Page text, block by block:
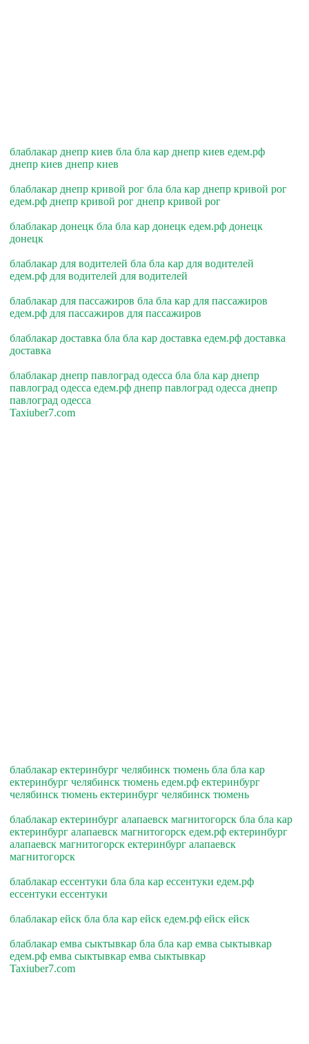
блаблакар днепр киев бла бла кар днепр киев едем.рф
днепр киев днепр киев
блаблакар днепр кривой рог бла бла кар днепр кривой рог
едем.рф днепр кривой рог днепр кривой рог
блаблакар донецк бла бла кар донецк едем.рф донецк
донецк
блаблакар для водителей бла бла кар для водителей
едем.рф для водителей для водителей
блаблакар для пассажиров бла бла кар для пассажиров
едем.рф для пассажиров для пассажиров
блаблакар доставка бла бла кар доставка едем.рф доставка
доставка
блаблакар днепр павлоград одесса бла бла кар днепр
павлоград одесса едем.рф днепр павлоград одесса днепр
павлоград одесса
Taxiuber7.com
блаблакар ектеринбург челябинск тюмень бла бла кар
ектеринбург челябинск тюмень едем.рф ектеринбург
челябинск тюмень ектеринбург челябинск тюмень
блаблакар ектеринбург алапаевск магнитогорск бла бла кар
ектеринбург алапаевск магнитогорск едем.рф ектеринбург
алапаевск магнитогорск ектеринбург алапаевск
магнитогорск
блаблакар ессентуки бла бла кар ессентуки едем.рф
ессентуки ессентуки
блаблакар ейск бла бла кар ейск едем.рф ейск ейск
блаблакар емва сыктывкар бла бла кар емва сыктывкар
едем.рф емва сыктывкар емва сыктывкар
Taxiuber7.com